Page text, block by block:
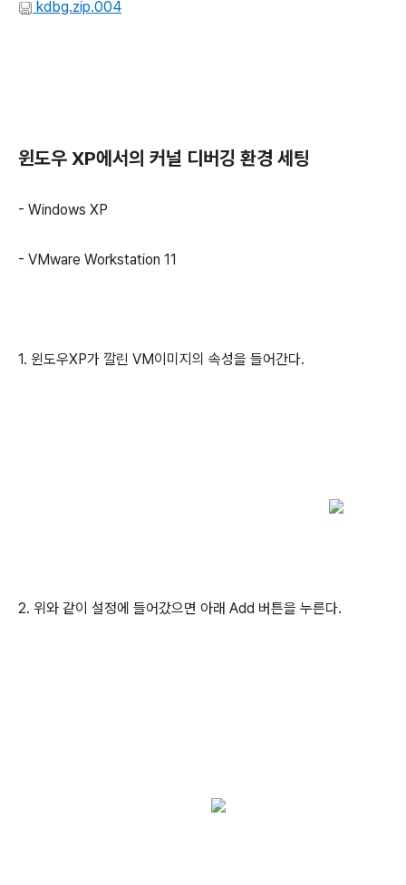
kdbg.zip.004
윈도우 XP에서의 커널 디버깅 환경 세팅
- Windows XP
- VMware Workstation 11
1. 윈도우XP가 깔린 VM이미지의 속성을 들어간다.
2. 위와 같이 설정에 들어갔으면 아래 Add 버튼을 누른다.